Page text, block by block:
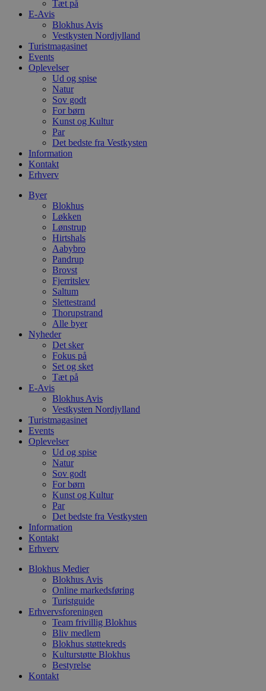
Tæt på
E-Avis
Blokhus Avis
Vestkysten Nordjylland
Turistmagasinet
Events
Oplevelser
Ud og spise
Natur
Sov godt
For børn
Kunst og Kultur
Par
Det bedste fra Vestkysten
Information
Kontakt
Erhverv
Byer
Blokhus
Løkken
Lønstrup
Hirtshals
Aabybro
Pandrup
Brovst
Fjerritslev
Saltum
Slettestrand
Thorupstrand
Alle byer
Nyheder
Det sker
Fokus på
Set og sket
Tæt på
E-Avis
Blokhus Avis
Vestkysten Nordjylland
Turistmagasinet
Events
Oplevelser
Ud og spise
Natur
Sov godt
For børn
Kunst og Kultur
Par
Det bedste fra Vestkysten
Information
Kontakt
Erhverv
Blokhus Medier
Blokhus Avis
Online markedsføring
Turistguide
Erhvervsforeningen
Team frivillig Blokhus
Bliv medlem
Blokhus støttekreds
Kulturstøtte Blokhus
Bestyrelse
Kontakt